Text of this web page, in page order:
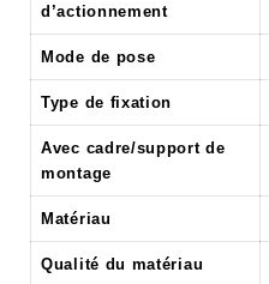
d’actionnement
Mode de pose
Type de fixation
Avec cadre/support de
montage
Matériau
Qualité du matériau